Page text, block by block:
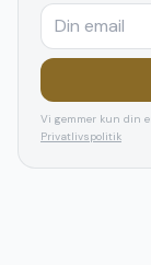
Vi gemmer kun din
Privatlivspolitik